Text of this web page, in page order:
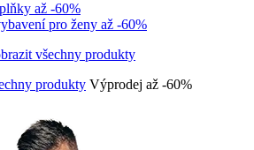
až -60%
pro ženy až -60%
produkty Výprodej až -60%